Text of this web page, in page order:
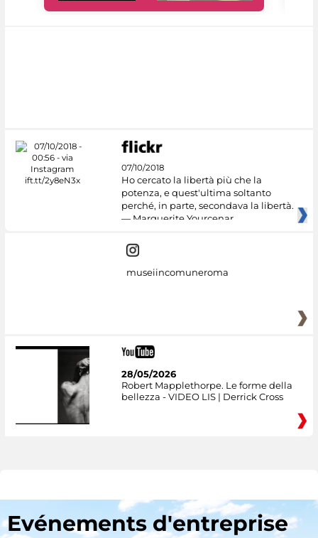
07/10/2018
Ho cercato la libertà più che la
potenza, e quest'ultima soltanto
perché, in parte, secondava la libertà.
— Marguerite Yourcenar
museiincomuneroma
28/05/2026
Robert Mapplethorpe. Le forme della
bellezza - VIDEO LIS | Derrick Cross
Evénements d'entreprise